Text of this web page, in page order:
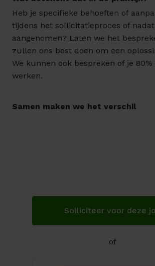
Heb je specifieke behoeften of
tijdens het sollicitatieproces of
aangenomen? Laten we het
zullen ons best doen om een
We kunnen ook bespreken of je 80%
werken.
Samen maken we het verschil
Solliciteer voor deze
of